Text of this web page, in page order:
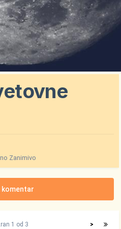
Zanimivo
komentar
>
1 od 3